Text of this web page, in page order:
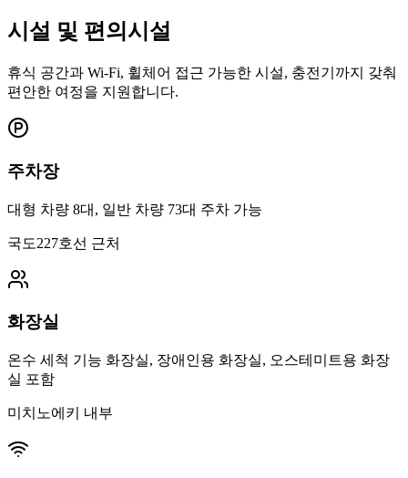
시설 및 편의시설
휴식 공간과 Wi-Fi, 휠체어 접근 가능한 시설, 충전기까지 갖춰
편안한 여정을 지원합니다.
주차장
대형 차량 8대, 일반 차량 73대 주차 가능
국도227호선 근처
화장실
온수 세척 기능 화장실, 장애인용 화장실, 오스테미트용 화장
실 포함
미치노에키 내부